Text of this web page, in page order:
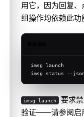
用它，因为回复
组操作均依赖此功
imsg launch
imsg status --
imsg launch
要求
验证——请参阅启